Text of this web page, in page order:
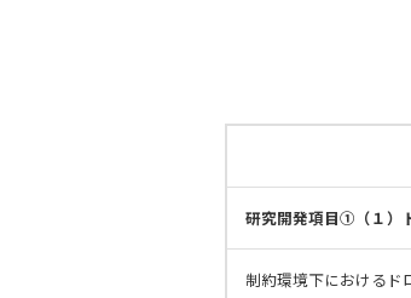
研究開発項目①（１）
制約環境下におけるド